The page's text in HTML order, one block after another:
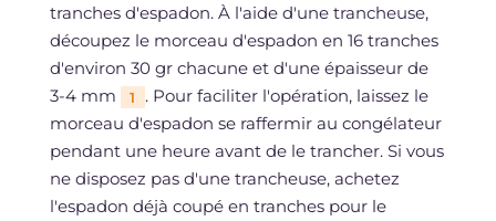
tranches d'espadon. À l'aide d'une trancheuse,
découpez le morceau d'espadon en 16 tranches
d'environ 30 gr chacune et d'une épaisseur de
3-4 mm
1
. Pour faciliter l'opération, laissez le
morceau d'espadon se raffermir au congélateur
pendant une heure avant de le trancher. Si vous
ne disposez pas d'une trancheuse, achetez
l'espadon déjà coupé en tranches pour le